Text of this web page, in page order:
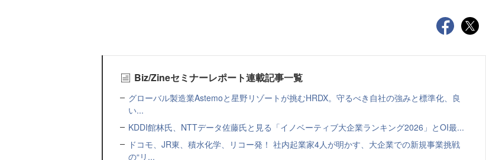
Biz/Zineセミナーレポート連載記事一覧
グローバル製造業Astemoと星野リゾートが挑むHRDX。守るべき自社の強みと標準化、良
い...
KDDI館林氏、NTTデータ佐藤氏と見る「イノベーティブ大企業ランキング2026」とOI最...
ドコモ、JR東、積水化学、リコー発！ 社内起業家4人が明かす、大企業での新規事業挑戦
の“リ...